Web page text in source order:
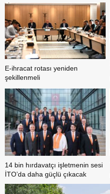
E-ihracat rotası yeniden
şekillenmeli
14 bin hırdavatçı işletmenin sesi
İTO’da daha güçlü çıkacak